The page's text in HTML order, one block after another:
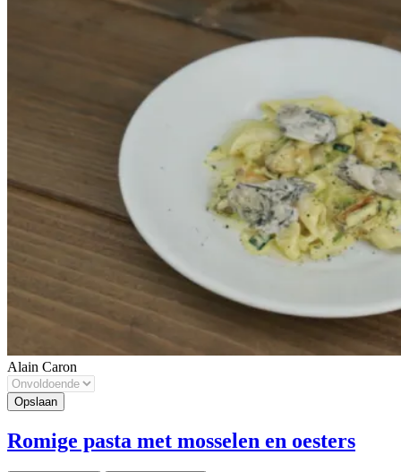
Alain Caron
Romige pasta met mosselen en oesters